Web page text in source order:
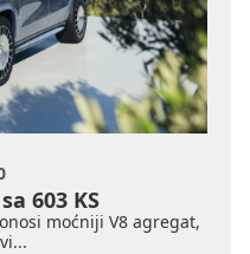
603 KS
moćniji V8 agregat,